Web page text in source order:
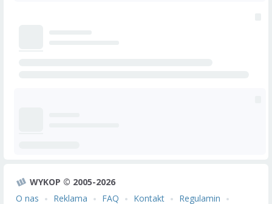
WYKOP © 2005-2026
O nas
Reklama FAQ Kontakt Regulamin